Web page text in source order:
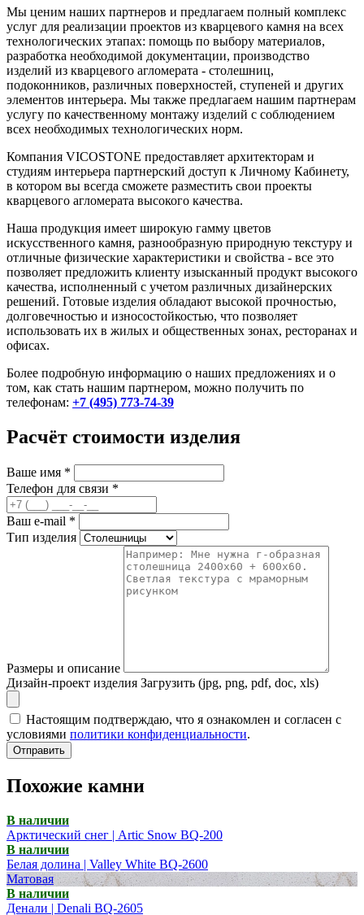
Мы ценим наших партнеров и предлагаем полный комплекс
услуг для реализации проектов из кварцевого камня на всех
технологических этапах: помощь по выбору материалов,
разработка необходимой документации, производство
изделий из кварцевого агломерата - столешниц,
подоконников, различных поверхностей, ступеней и других
элементов интерьера. Мы также предлагаем нашим партнерам
услугу по качественному монтажу изделий с соблюдением
всех необходимых технологических норм.
Компания VICOSTONE предоставляет архитекторам и
студиям интерьера партнерский доступ к Личному Кабинету,
в котором вы всегда сможете разместить свои проекты
кварцевого агломерата высокого качества.
Наша продукция имеет широкую гамму цветов
искусственного камня, разнообразную природную текстуру и
отличные физические характеристики и свойства - все это
позволяет предложить клиенту изысканный продукт высокого
качества, исполненный с учетом различных дизайнерских
решений. Готовые изделия обладают высокой прочностью,
долговечностью и износостойкостью, что позволяет
использовать их в жилых и общественных зонах, ресторанах и
офисах.
Более подробную информацию о наших предложениях и о
том, как стать нашим партнером, можно получить по
телефонам: +7 (495) 773-74-39
Расчёт стоимости изделия
Ваше имя *
Телефон для связи *
Ваш e-mail *
Тип изделия
Размеры и описание
Дизайн-проект изделия Загрузить (jpg, png, pdf, doc, xls)
Настоящим подтверждаю, что я ознакомлен и согласен с
условиями политики конфиденциальности.
Отправить
Похожие камни
В наличии
Арктический снег | Artic Snow BQ-200
В наличии
Белая долина | Valley White BQ-2600
Матовая
В наличии
Денали | Denali BQ-2605